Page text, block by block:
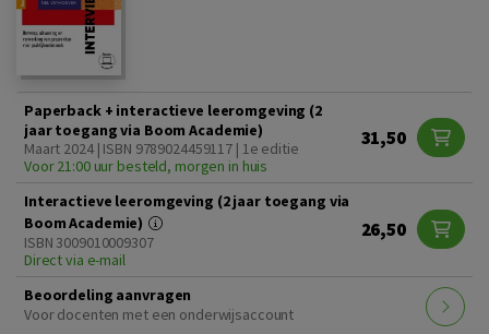
Paperback + interactieve leeromgeving (2
jaar toegang via Boom Academie)
Maart 2024 | ISBN 9789024459117 | 1e editie
Voor 21:00 uur besteld, morgen in huis
31,50
Interactieve leeromgeving (2 jaar toegang via
Boom Academie)
ISBN 3009010009307
Direct via e-mail
26,50
Beoordeling aanvragen
Voor docenten met een onderwijsaccount